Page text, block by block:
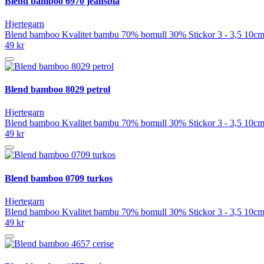
Hjertegarn
Blend bamboo Kvalitet bambu 70% bomull 30% Stickor 3 - 3,5
49 kr
Blend bamboo 8029 petrol
Hjertegarn
Blend bamboo Kvalitet bambu 70% bomull 30% Stickor 3 - 3,5
49 kr
Blend bamboo 0709 turkos
Hjertegarn
Blend bamboo Kvalitet bambu 70% bomull 30% Stickor 3 - 3,5
49 kr